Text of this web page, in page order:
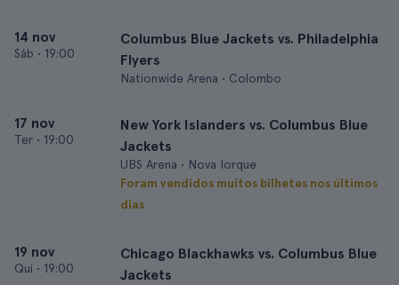
14 nov
Sáb • 19:00
Columbus Blue Jackets vs. Philadelphia
Flyers
Nationwide Arena • Colombo
17 nov
Ter • 19:00
New York Islanders vs. Columbus Blue
Jackets
UBS Arena • Nova Iorque
Foram vendidos muitos bilhetes nos últimos
dias
19 nov
Qui • 19:00
Chicago Blackhawks vs. Columbus Blue
Jackets